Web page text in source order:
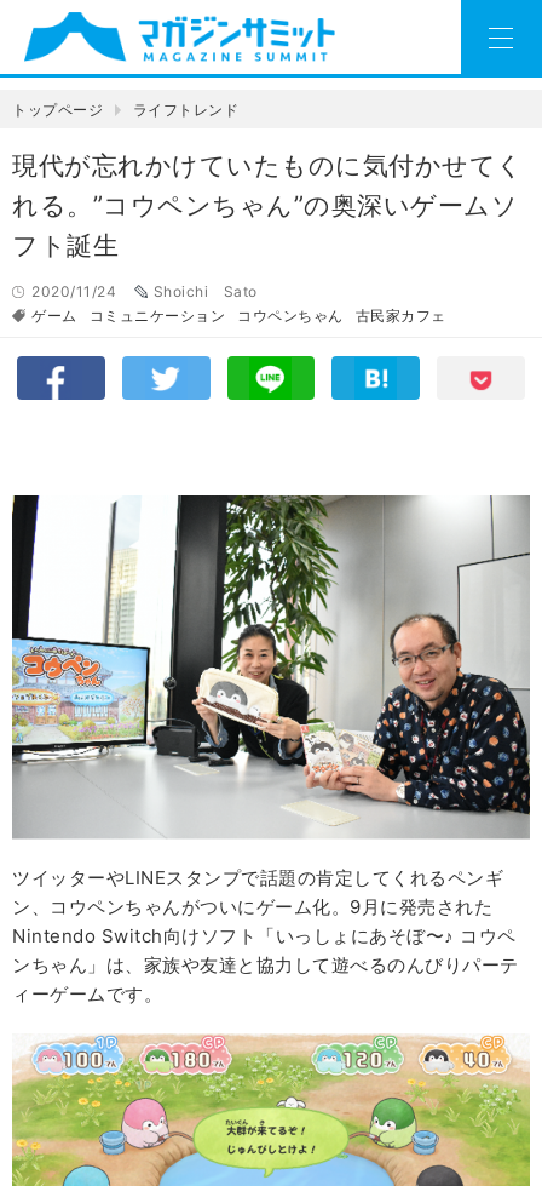
トップページ ライフトレンド
現代が忘れかけていたものに気付かせてく
れる。”コウペンちゃん”の奥深いゲームソ
フト誕生
2020/11/24
Shoichi Sato
ゲーム
コミュニケーション コウペンちゃん 古民家カフェ
ツイッターやLINEスタンプで話題の肯定してくれるペンギ
ン、コウペンちゃんがついにゲーム化。9月に発売された
Nintendo Switch向けソフト「いっしょにあそぼ〜♪ コウペ
ンちゃん」は、家族や友達と協力して遊べるのんびりパーテ
ィーゲームです。